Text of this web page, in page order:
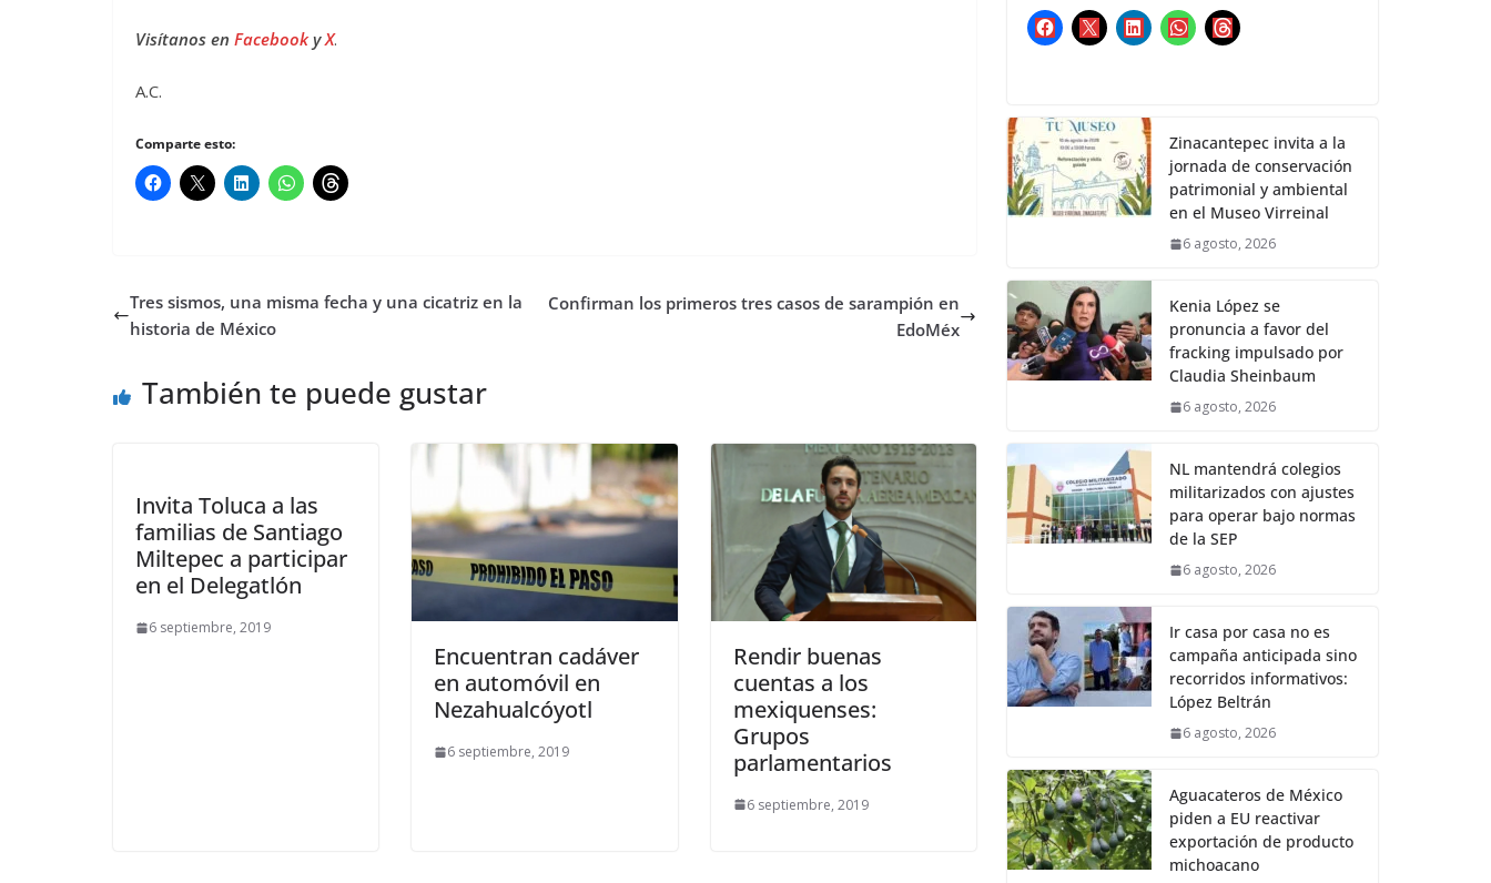
Visítanos en FacebookyX.
A.C.
Comparte esto:
Tres sismos, una misma fecha y una cicatriz en la
historia de México
Confirman los primeros tres casos de sarampión en
EdoMéx
También te puede gustar
Invita Toluca a las
familias de Santiago
Miltepec a participar
en el Delegatlón
6 septiembre, 2019
Encuentran cadáver
en automóvil en
Nezahualcóyotl
6 septiembre, 2019
Rendir buenas
cuentas a los
mexiquenses:
Grupos
parlamentarios
6 septiembre, 2019
Zinacantepec invita a la
jornada de conservación
patrimonial y ambiental
en el Museo Virreinal
6 agosto, 2026
Kenia López se
pronuncia a favor del
fracking impulsado por
Claudia Sheinbaum
6 agosto, 2026
NL mantendrá colegios
militarizados con ajustes
para operar bajo normas
de la SEP
6 agosto, 2026
Ir casa por casa no es
campaña anticipada sino
recorridos informativos:
López Beltrán
6 agosto, 2026
Aguacateros de México
piden a EU reactivar
exportación de producto
michoacano